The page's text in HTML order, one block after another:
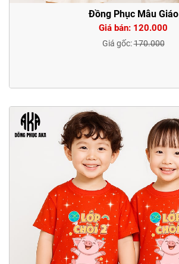
Đồng Phục Mẫu Giáo
Giá bán: 120.000
Giá gốc:170.000